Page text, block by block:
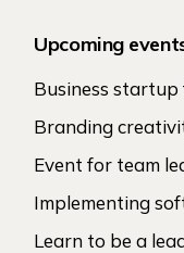
Upcoming
Business startup
Branding
Event for team
Implementing
Learn to be a